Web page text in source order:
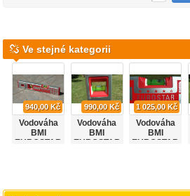
Ve stejné kategorii
940,00 Kč
Vodováha
BMI
EUROSTAR
990,00 Kč
Vodováha
BMI
EUROSTAR
1 025,00 Kč
Vodováha
BMI
EUROSTAR